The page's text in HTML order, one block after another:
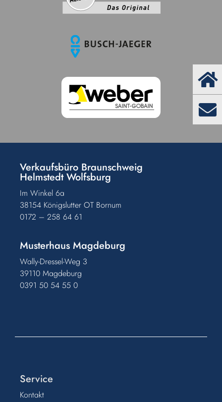
Verkaufsbüro Braunschweig
Helmstedt Wolfsburg
Im Winkel 6a
38154 Königslutter OT Bornum
0172 – 258 64 61
Musterhaus Magdeburg
Wally-Dressel-Weg 3
39110 Magdeburg
0391 50 54 55 0
Service
Kontakt